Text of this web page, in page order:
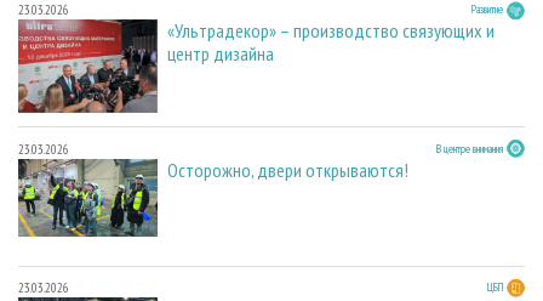
23.03.2026 Развитие
«Ультрадекор» – производство связующих и
центр дизайна
23.03.2026 В центре внимания
Осторожно, двери открываются!
23.03.2026 ЦБП